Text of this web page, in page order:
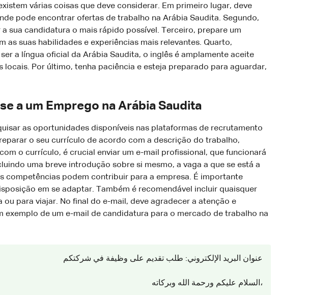
várias coisas que deve considerar. Em primeiro lugar, deve
pode encontrar ofertas de trabalho na Arábia Saudita. Segundo,
sua candidatura o mais rápido possível. Terceiro, prepare um
suas habilidades e experiências mais relevantes. Quarto,
a língua oficial da Arábia Saudita, o inglês é amplamente aceite
Por último, tenha paciência e esteja preparado para aguardar,
a um Emprego na Arábia Saudita
as oportunidades disponíveis nas plataformas de recrutamento
o seu currículo de acordo com a descrição do trabalho,
o currículo, é crucial enviar um e-mail profissional, que funcionará
uma breve introdução sobre si mesmo, a vaga a que se está a
competências podem contribuir para a empresa. É importante
em se adaptar. Também é recomendável incluir quaisquer
para viajar. No final do e-mail, deve agradecer a atenção e
de um e-mail de candidatura para o mercado de trabalho na
عنوان البريد الإلكتروني: طلب تقديم على وظيفة في شركتكم
السلام عليكم ورحمة الله وبركاته،